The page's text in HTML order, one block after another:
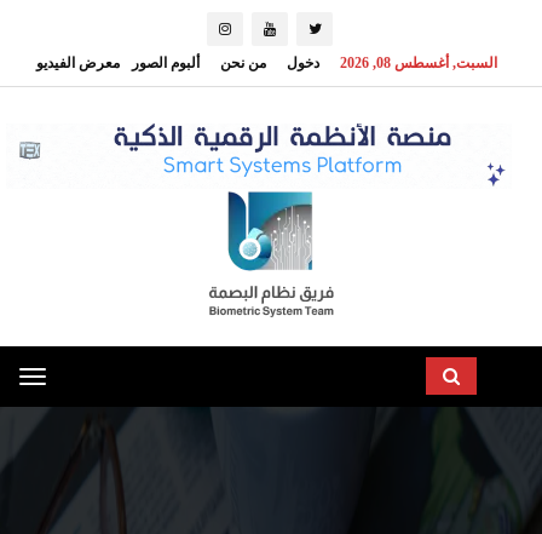
السبت, أغسطس 08, 2026 دخول من نحن ألبوم الصور معرض الفيديو